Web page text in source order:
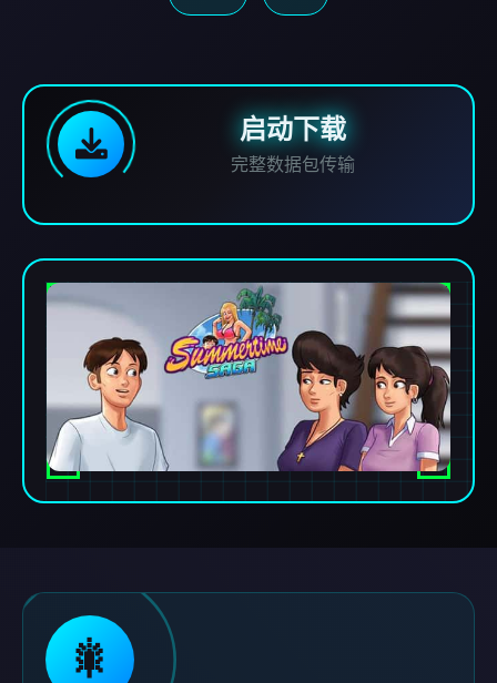
启动下载
完整数据包传输
🎇